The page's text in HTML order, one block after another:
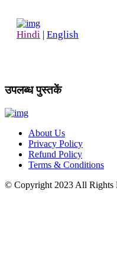
Hindi | English
उपलब्ध पुस्तकें
About Us
Privacy Policy
Refund Policy
Terms & Conditions
© Copyright 2023 All Rights